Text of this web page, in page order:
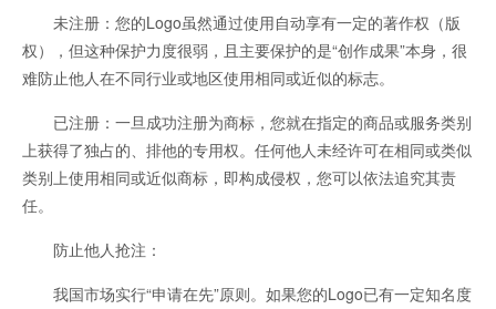
未注册：您的Logo虽然通过使用自动享有一定的著作权（版
权），但这种保护力度很弱，且主要保护的是“创作成果”本身，很
难防止他人在不同行业或地区使用相同或近似的标志。
已注册：一旦成功注册为商标，您就在指定的商品或服务类别
上获得了独占的、排他的专用权。任何他人未经许可在相同或类似
类别上使用相同或近似商标，即构成侵权，您可以依法追究其责
任。
防止他人抢注：
我国市场实行“申请在先”原则。如果您的Logo已有一定知名度